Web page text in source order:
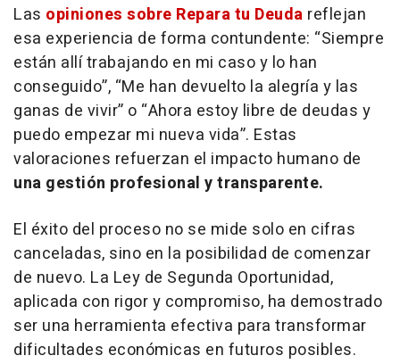
Las opiniones sobre Repara tu Deuda reflejan
esa experiencia de forma contundente: “Siempre
están allí trabajando en mi caso y lo han
conseguido”, “Me han devuelto la alegría y las
ganas de vivir” o “Ahora estoy libre de deudas y
puedo empezar mi nueva vida”. Estas
valoraciones refuerzan el impacto humano de
una gestión profesional y transparente.
El éxito del proceso no se mide solo en cifras
canceladas, sino en la posibilidad de comenzar
de nuevo. La Ley de Segunda Oportunidad,
aplicada con rigor y compromiso, ha demostrado
ser una herramienta efectiva para transformar
dificultades económicas en futuros posibles.